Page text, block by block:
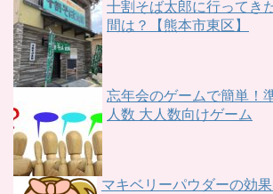
十割そば太郎に行ってき
間は？【熊本市東区】
忘年会のゲームで簡単！
人数 大人数向けゲーム
マキベリーパウダーの効